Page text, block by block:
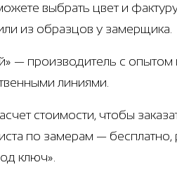
выбрать цвет и
из образцов у замерщика.
— производитель с опытом
линиями.
стоимости, чтобы
по замерам —
ключ».